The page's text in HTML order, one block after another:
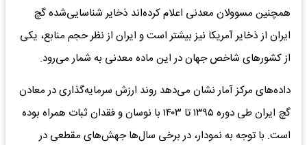
همچنین مسوولان معدنی اعلام کرده‌اند ذخایر شناسایی‌شده گچ
ایران از ذخایر آمریکا نیز بیشتر است و ایران از نظر حجم منابع، یکی
از کشورهای شاخص جهان در این ماده معدنی به شمار می‌رود.
داده‌های مرکز آمار نشان می‌دهد روند ارزش سرمایه‌گذاری در معادن
گچ ایران طی دوره ۱۳۹۵ تا ۱۴۰۳ با نوسان و فقدان ثبات همراه بوده
است. با توجه به نمودار، در برخی سال‌ها جهش‌های مقطعی در